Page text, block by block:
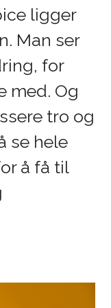
ligger
Man ser
for
med. Og
tro og
se hele
å få til